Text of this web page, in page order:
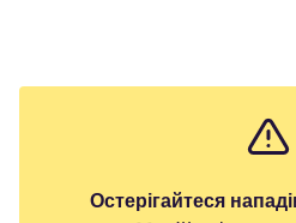
Остерігайтеся